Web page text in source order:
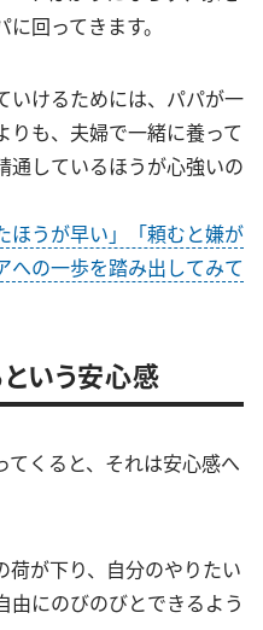
回ってきます。
いけるためには、パパが一
りも、夫婦で一緒に養って
通しているほうが心強いの
ほうが早い」「頼むと嫌が
への一歩を踏み出してみて
いう安心感
くると、それは安心感へ
荷が下り、自分のやりたい
由にのびのびとできるよう